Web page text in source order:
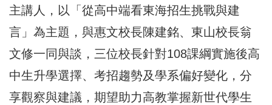
主講人，以「從高中端看東海招生挑戰與建
言」為主題，與惠文校長陳建銘、東山校長翁
文修一同與談，三位校長針對108課綱實施後高
中生升學選擇、考招趨勢及學系偏好變化，分
享觀察與建議，期望助力高教掌握新世代學生